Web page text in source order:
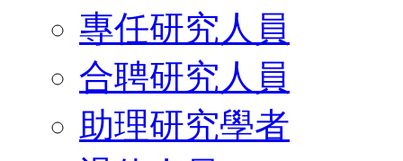
專任研究人員
合聘研究人員
助理研究學者